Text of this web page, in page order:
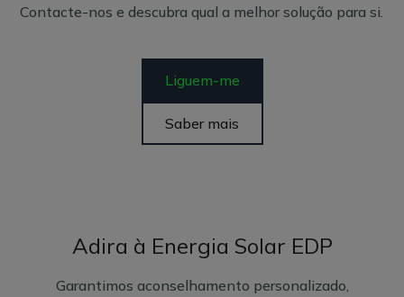
Contacte-nos e descubra qual a melhor solução para si.
Liguem-me
Saber mais
Adira à Energia Solar EDP
Garantimos aconselhamento personalizado,